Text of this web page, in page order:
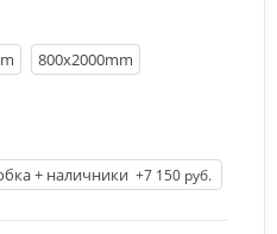
800х2000mm
+ наличники +7 150 руб.